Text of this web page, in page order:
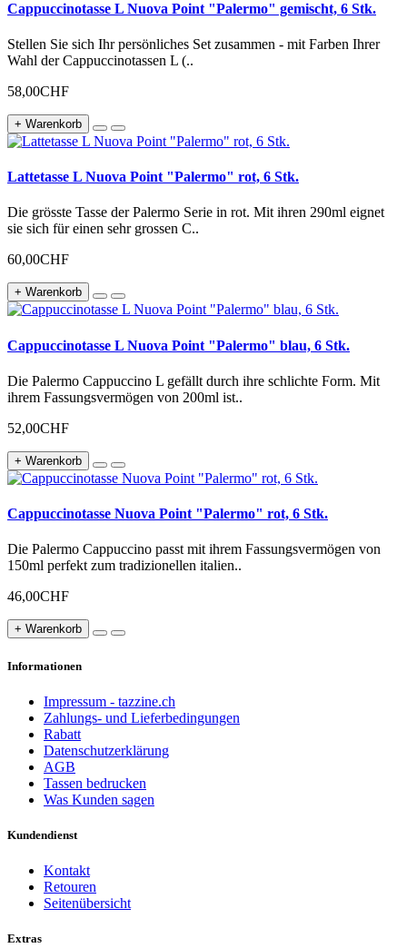
Cappuccinotasse L Nuova Point "Palermo" gemischt, 6 Stk.
Stellen Sie sich Ihr persönliches Set zusammen - mit Farben Ihrer
Wahl der Cappuccinotassen L (..
58,00CHF
+ Warenkorb
Lattetasse L Nuova Point "Palermo" rot, 6 Stk.
Die grösste Tasse der Palermo Serie in rot. Mit ihren 290ml eignet
sie sich für einen sehr grossen C..
60,00CHF
+ Warenkorb
Cappuccinotasse L Nuova Point "Palermo" blau, 6 Stk.
Die Palermo Cappuccino L gefällt durch ihre schlichte Form. Mit
ihrem Fassungsvermögen von 200ml ist..
52,00CHF
+ Warenkorb
Cappuccinotasse Nuova Point "Palermo" rot, 6 Stk.
Die Palermo Cappuccino passt mit ihrem Fassungsvermögen von
150ml perfekt zum tradizionellen italien..
46,00CHF
+ Warenkorb
Informationen
Impressum - tazzine.ch
Zahlungs- und Lieferbedingungen
Rabatt
Datenschutzerklärung
AGB
Tassen bedrucken
Was Kunden sagen
Kundendienst
Kontakt
Retouren
Seitenübersicht
Extras